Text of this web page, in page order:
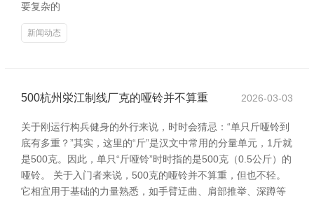
要复杂的
新闻动态
500杭州泶江制线厂克的哑铃并不算重 2026-03-03
关于刚运行构兵健身的外行来说，时时会猜忌：“单只斤哑铃到
底有多重？”其实，这里的“斤”是汉文中常用的分量单元，1斤就
是500克。因此，单只“斤哑铃”时时指的是500克（0.5公斤）的
哑铃。 关于入门者来说，500克的哑铃并不算重，但也不轻。
它相宜用于基础的力量熟悉，如手臂迂曲、肩部推举、深蹲等